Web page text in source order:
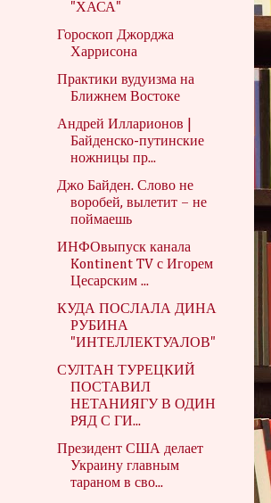
"ХАСА"
Гороскоп Джорджа
Харрисона
Практики вудуизма на
Ближнем Востоке
Андрей Илларионов |
Байденско-путинские
ножницы пр...
Джо Байден. Слово не
воробей, вылетит – не
поймаешь
ИНФОвыпуск канала
Kontinent TV с Игорем
Цесарским ...
КУДА ПОСЛАЛА ДИНА
РУБИНА
"ИНТЕЛЛЕКТУАЛОВ"
СУЛТАН ТУРЕЦКИЙ
ПОСТАВИЛ
НЕТАНИЯГУ В ОДИН
РЯД С ГИ...
Президент США делает
Украину главным
тараном в сво...